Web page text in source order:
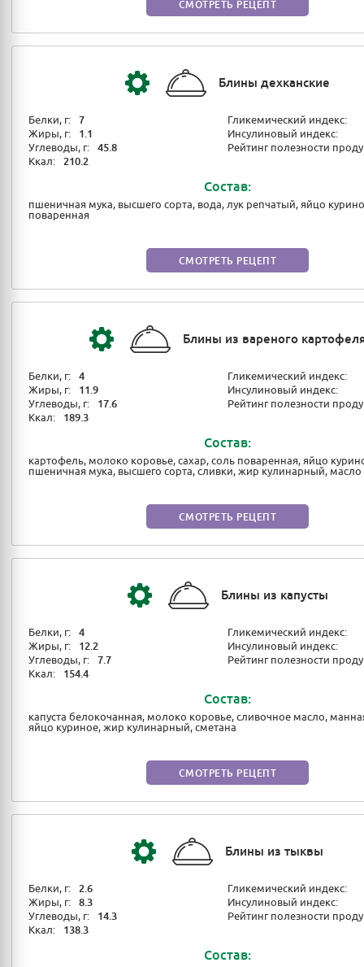
СМОТРЕТЬ РЕЦЕПТ
Блины дехканские
Белки, г: 7
Жиры, г:
1.1
Углеводы, г: 45.8
Ккал: 210.2
Гликемический индекс:
Инсулиновый индекс:
Рейтинг полезности
Состав:
пшеничная мука, высшего сорта, вода, лук репчатый, яйцо
поваренная
СМОТРЕТЬ РЕЦЕПТ
Блины из вареного
Белки, г: 4
Жиры, г:
11.9
Углеводы, г:
17.6
Ккал:
189.3
Гликемический индекс:
Инсулиновый индекс:
Рейтинг полезности
Состав:
картофель, молоко коровье, сахар, соль поваренная, яйцо
пшеничная мука, высшего сорта, сливки, жир кулинарный,
СМОТРЕТЬ РЕЦЕПТ
Блины из капусты
Белки, г: 4
Жиры, г:
12.2
Углеводы, г: 7.7
Ккал:
154.4
Гликемический индекс:
Инсулиновый индекс:
Рейтинг полезности
Состав:
капуста белокочанная, молоко коровье, сливочное масло,
яйцо куриное, жир кулинарный, сметана
СМОТРЕТЬ РЕЦЕПТ
Блины из тыквы
Белки, г: 2.6
Жиры, г: 8.3
Углеводы, г:
14.3
Ккал:
138.3
Гликемический индекс:
Инсулиновый индекс:
Рейтинг полезности
Состав: